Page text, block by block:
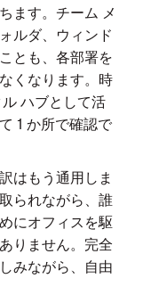
ます。チーム メ
ルダ、ウィンド
とも、各部署を
くなります。時
ハブとして活
1 か所で確認で
はもう通用しま
られながら、誰
にオフィスを駆
りません。完全
みながら、自由